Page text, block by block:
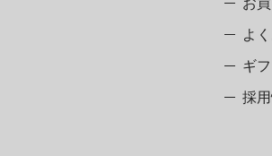
お
よ
ギ
採